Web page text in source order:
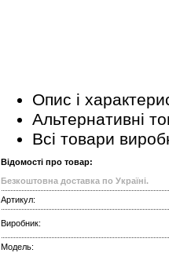
Опис і
Альтернативні
Всі товари
Відомості про товар:
Безкоштовна доставка по Україні.
Артикул:
Виробник:
Модель: